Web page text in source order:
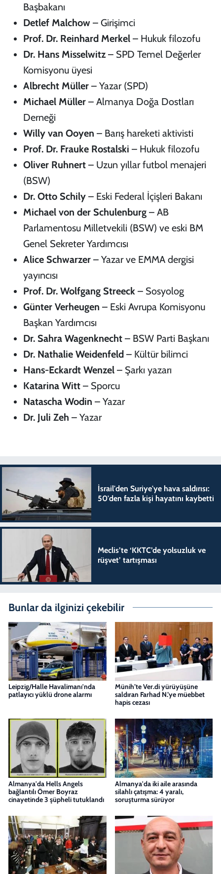
Başbakanı
Detlef Malchow– Girişimci
Prof. Dr. Reinhard Merkel– Hukuk filozofu
Dr. Hans Misselwitz– SPD Temel Değerler
Komisyonu üyesi
Albrecht Müller– Yazar (SPD)
Michael Müller– Almanya Doğa Dostları
Derneği
Willy van Ooyen – Barış hareketi aktivisti
Prof. Dr. Frauke Rostalski – Hukuk filozofu
Oliver Ruhnert– Uzun yıllar futbol menajeri
(BSW)
Dr. Otto Schily– Eski Federal İçişleri Bakanı
Michael von der Schulenburg– AB
Parlamentosu Milletvekili (BSW) ve eski BM
Genel Sekreter Yardımcısı
Alice Schwarzer– Yazar ve EMMA dergisi
yayıncısı
Prof. Dr. Wolfgang Streeck– Sosyolog
Günter Verheugen – Eski Avrupa Komisyonu
Başkan Yardımcısı
Dr. Sahra Wagenknecht– BSW Parti Başkanı
Dr. Nathalie Weidenfeld– Kültür bilimci
Hans-Eckardt Wenzel– Şarkı yazarı
Katarina Witt– Sporcu
Natascha Wodin – Yazar
Dr. Juli Zeh – Yazar
İsrail'den Suriye'ye hava saldırısı:
50'den fazla kişi hayatını kaybetti
Meclis’te ‘KKTC’de yolsuzluk ve
rüşvet’ tartışması
Bunlar da ilginizi çekebilir
Leipzig/Halle Havalimanı'nda
patlayıcı yüklü drone alarmı
Münih’te Ver.di yürüyüşüne
saldıran Farhad N.’ye müebbet
hapis cezası
Almanya'da Hells Angels
bağlantılı Ömer Boyraz
cinayetinde 3 şüpheli tutuklandı
Almanya'da iki aile arasında
silahlı çatışma: 4 yaralı,
soruşturma sürüyor